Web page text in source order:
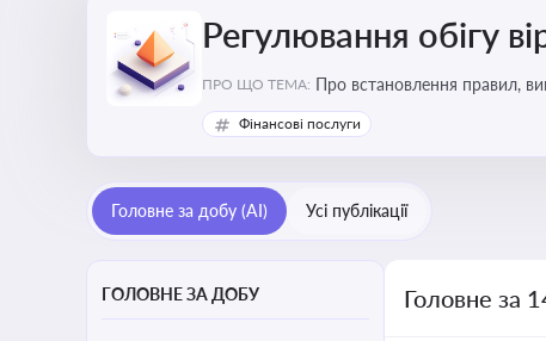
Регулювання обігу
ПРО ЩО ТЕМА: Про встановлення правил,
криптовалюти
Фінансові послуги
Головне за добу (AI) Усі публікації
ГОЛОВНЕ ЗА ДОБУ Головне за